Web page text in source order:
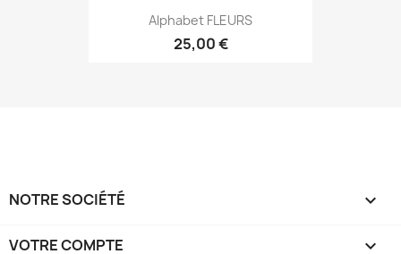
Alphabet FLEURS
25,00 €
NOTRE SOCIÉTÉ 
VOTRE COMPTE 